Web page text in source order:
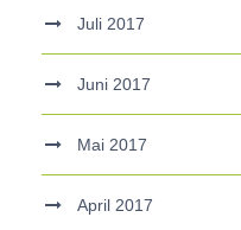
Juli 2017
Juni 2017
Mai 2017
April 2017